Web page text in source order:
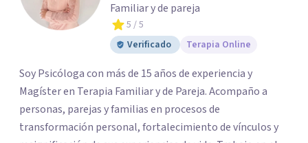
Familiar y de pareja
5 / 5
Verificado
Terapia Online
Soy Psicóloga con más de 15 años de experiencia y
Magíster en Terapia Familiar y de Pareja. Acompaño a
personas, parejas y familias en procesos de
transformación personal, fortalecimiento de vínculos y